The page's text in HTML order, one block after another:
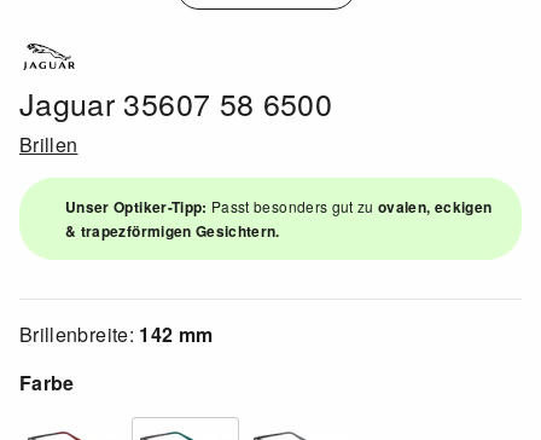
Jaguar 35607 58 6500
Brillen
Unser Optiker-Tipp: Passt besonders gut zuovalen, eckigen
& trapezförmigen Gesichtern.
Brillenbreite: 142 mm
Farbe